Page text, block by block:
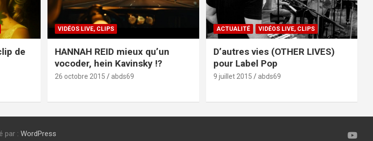
de
VIDÉOS LIVE, CLIPS
HANNAH REID mieux qu’un
vocoder, hein Kavinsky !?
26 octobre 2015 abds69
ACTUALITÉ VIDÉOS LIVE, CLIPS
D’autres vies (OTHER LIVES)
pour Label Pop
9 juillet 2015 abds69
par : WordPress